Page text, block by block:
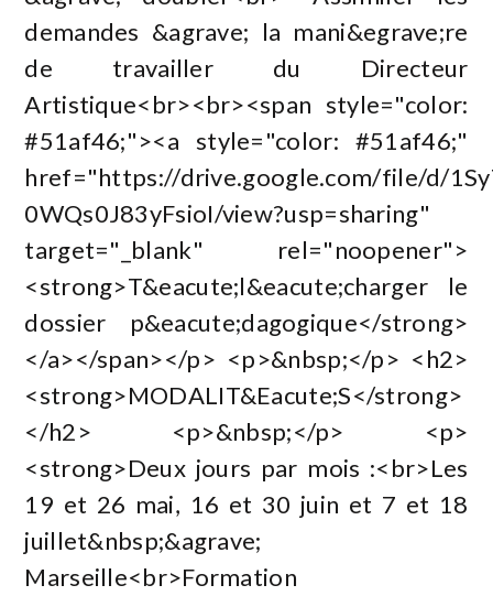
demandes &agrave; la mani&egrave;re
de travailler du Directeur
Artistique<br><br><span style="color:
#51af46;"><a style="color: #51af46;"
href="https://drive.google.com/file/d/
0WQs0J83yFsioI/view?usp=sharing"
target="_blank" rel="noopener">
<strong>T&eacute;l&eacute;charger le
dossier p&eacute;dagogique</strong>
</a></span></p> <p>&nbsp;</p> <h2>
<strong>MODALIT&Eacute;S</strong>
</h2> <p>&nbsp;</p> <p>
<strong>Deux jours par mois :<br>Les
19 et 26 mai, 16 et 30 juin et 7 et 18
juillet&nbsp;&agrave;
Marseille<br>Formation